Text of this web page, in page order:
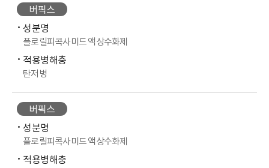
버픽스
성분명
플로릴피콕사미드 액상수화제
적용병해충
탄저병
버픽스
성분명
플로릴피콕사미드 액상수화제
적용병해충